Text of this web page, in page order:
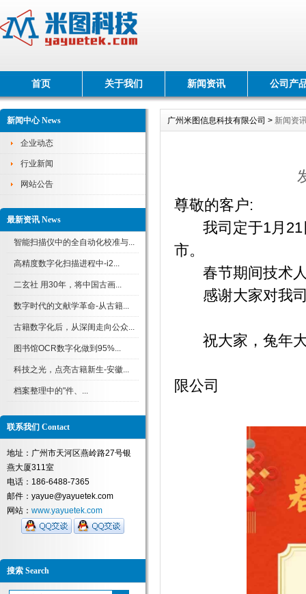
首页 关于我们 新闻资讯 公司产
新闻中心 News
企业动态
行业新闻
网站公告
最新资讯 News
智能扫描仪中的全自动化校准与...
高精度数字化扫描进程中-i2...
二玄社 用30年，将中国古画...
数字时代的文献学革命-从古籍...
古籍数字化后，从深闺走向公众...
图书馆OCR数字化做到95%...
科技之光，点亮古籍新生-安徽...
档案整理中的"件、...
联系我们 Contact
地址：广州市天河区燕岭路27号银
燕大厦311室
电话：186-6488-7365
邮件：yayue@yayuetek.com
网站： www.yayuetek.com
搜索 Search
广州米图信息科技有限公司 > 新闻资
尊敬的客户:
我司定于1月21
市。
春节期间技术人
感谢大家对我司
祝大家，兔年大
限